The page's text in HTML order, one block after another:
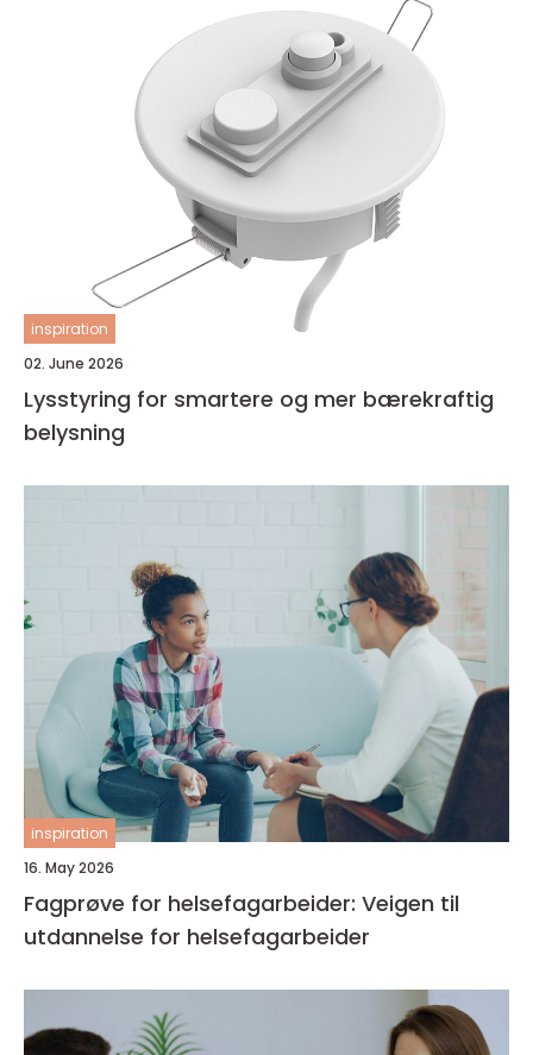
inspiration
02. June 2026
Lysstyring for smartere og mer bærekraftig
belysning
inspiration
16. May 2026
Fagprøve for helsefagarbeider: Veigen til
utdannelse for helsefagarbeider